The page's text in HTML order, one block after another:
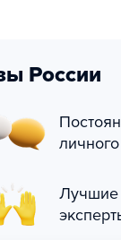
России
Лучшие